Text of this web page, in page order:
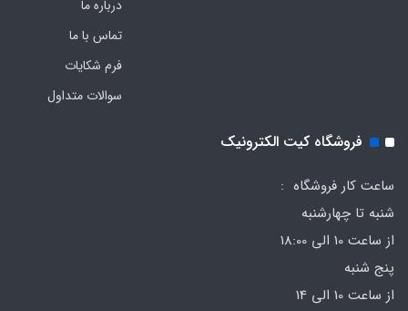
درباره ما
تماس با ما
فرم‌ شکایات
سوالات متداول
فروشگاه کیت الکترونیک
ساعت کار فروشگاه :
شنبه تا چهارشنبه
از ساعت 10 الی 18:00
پنج شنبه
از ساعت 10 الی 14